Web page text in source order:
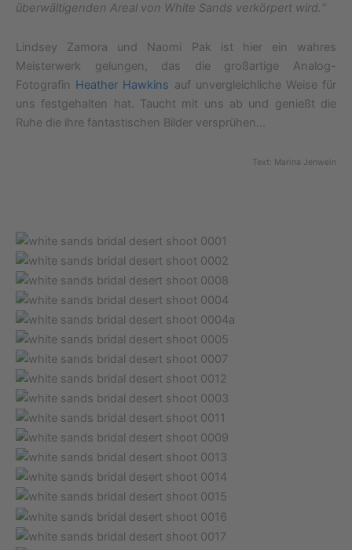
überwältigenden Areal von White Sands verkörpert wird.“
Lindsey Zamora und Naomi Pak ist hier ein wahres
Meisterwerk gelungen, das die großartige Analog-
Fotografin Heather Hawkins auf unvergleichliche Weise für
uns festgehalten hat. Taucht mit uns ab und genießt die
Ruhe die ihre fantastischen Bilder versprühen…
Text: Marina Jenwein